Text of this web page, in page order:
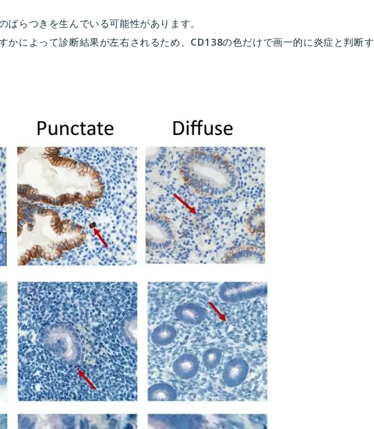
らつきを生んでいる可能性があります。
かによって診断結果が左右されるため、CD138の色だけで画一的に炎症と判断す